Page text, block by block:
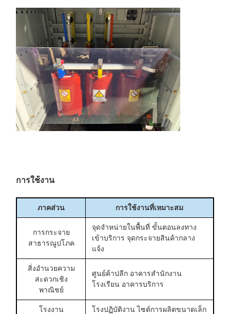
การใช้งาน
ภาคส่วน การใช้งานที่เหมาะสม
การกระจาย
สาธารณูปโภค
จุดจำหน่ายในพื้นที่ ขั้นตอนลงทาง
เข้าบริการ จุดกระจายสินค้ากลาง
แจ้ง
สิ่งอำนวยความ
สะดวกเชิง
พาณิชย์
ศูนย์ค้าปลีก อาคารสำนักงาน
โรงเรียน อาคารบริการ
โรงงาน
โรงปฏิบัติงาน ไซต์การผลิตขนาดเล็ก